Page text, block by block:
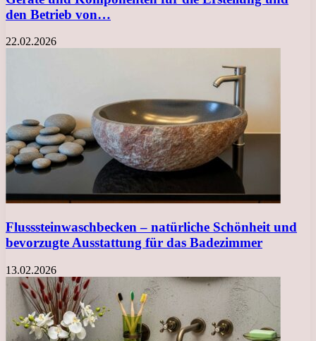
den Betrieb von…
22.02.2026
Flusssteinwaschbecken – natürliche Schönheit und
bevorzugte Ausstattung für das Badezimmer
13.02.2026